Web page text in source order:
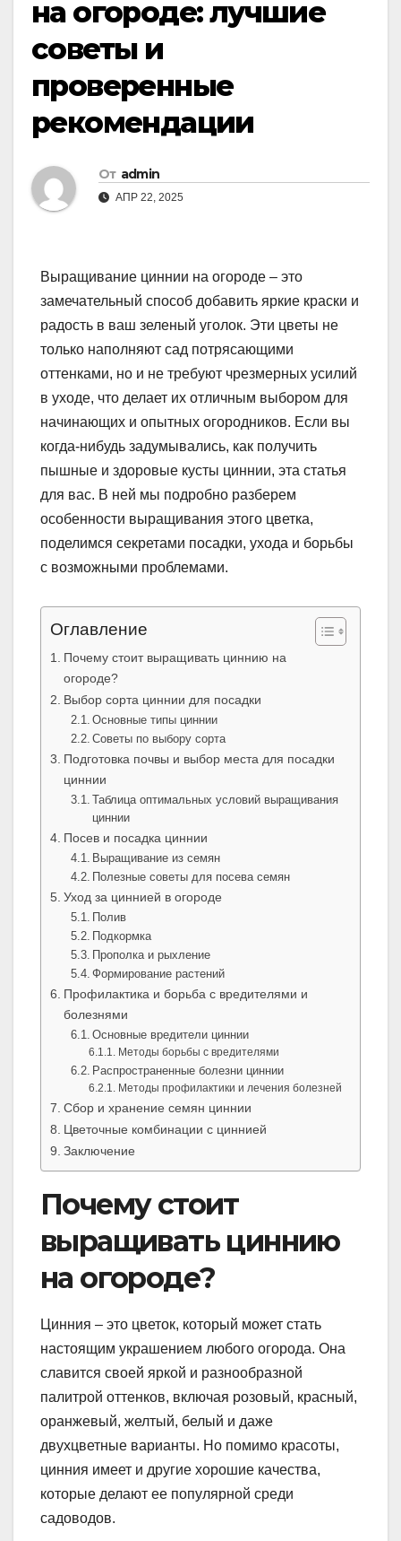
на огороде: лучшие
советы и
проверенные
рекомендации
От admin
АПР 22, 2025
Выращивание циннии на огороде – это
замечательный способ добавить яркие краски и
радость в ваш зеленый уголок. Эти цветы не
только наполняют сад потрясающими
оттенками, но и не требуют чрезмерных усилий
в уходе, что делает их отличным выбором для
начинающих и опытных огородников. Если вы
когда-нибудь задумывались, как получить
пышные и здоровые кусты циннии, эта статья
для вас. В ней мы подробно разберем
особенности выращивания этого цветка,
поделимся секретами посадки, ухода и борьбы
с возможными проблемами.
Оглавление
Почему стоит выращивать циннию на
огороде?
Выбор сорта циннии для посадки
Основные типы циннии
Советы по выбору сорта
Подготовка почвы и выбор места для посадки
циннии
Таблица оптимальных условий выращивания
циннии
Посев и посадка циннии
Выращивание из семян
Полезные советы для посева семян
Уход за циннией в огороде
Полив
Подкормка
Прополка и рыхление
Формирование растений
Профилактика и борьба с вредителями и
болезнями
Основные вредители циннии
Методы борьбы с вредителями
Распространенные болезни циннии
Методы профилактики и лечения болезней
Сбор и хранение семян циннии
Цветочные комбинации с циннией
Заключение
Почему стоит
выращивать циннию
на огороде?
Цинния – это цветок, который может стать
настоящим украшением любого огорода. Она
славится своей яркой и разнообразной
палитрой оттенков, включая розовый, красный,
оранжевый, желтый, белый и даже
двухцветные варианты. Но помимо красоты,
цинния имеет и другие хорошие качества,
которые делают ее популярной среди
садоводов.